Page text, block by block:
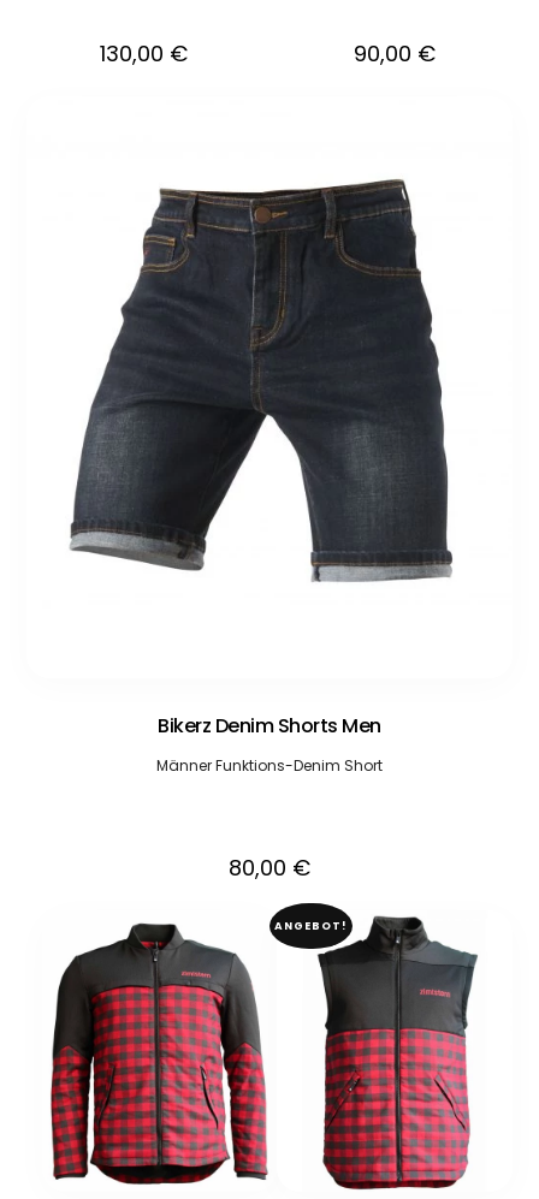
130,00 € 90,00 €
Bikerz Denim Shorts Men
Männer Funktions-Denim Short
80,00 €
ANGEBOT!